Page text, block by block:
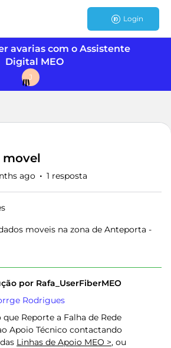
Login
avarias com o Assistente
Digital MEO
J
movel
ago 1 resposta
moveis na zona de Anteporta -
por Rafa_UserFiberMEO
Rodrigues
Reporte a Falha de Rede
Apoio Técnico contactando
Linhas de Apoio MEO >, ou